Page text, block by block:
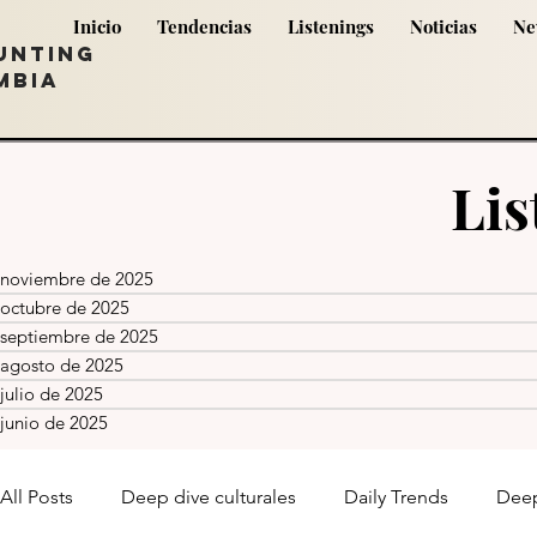
Inicio Tendencias Listenings Noticias
noviembre de 2025
octubre de 2025
septiembre de 2025
agosto de 2025
julio de 2025
junio de 2025
All Posts Deep dive culturales Daily Trends